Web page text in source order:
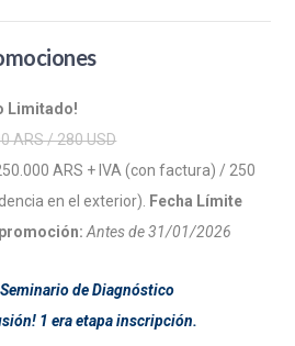
Limitado!
ARS / 280 USD
ARS + IVA (con factura) / 250
en el exterior).
Fecha Límite
Antes de 31/01/2026
de Diagnóstico
1 era etapa inscripción.